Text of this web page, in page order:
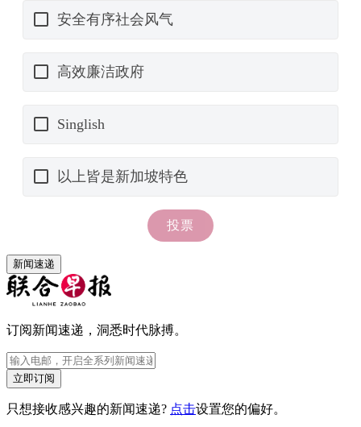
新闻速递
订阅新闻速递，洞悉时代脉搏。
立即订阅
只想接收感兴趣的新闻速递? 点击设置您的偏好。